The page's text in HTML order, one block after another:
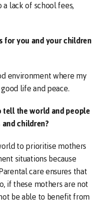
lack of school fees,
for you and your children
environment where my
life and peace.
tell the world and people
children?
to prioritise mothers
situations because
care ensures that
if these mothers are not
be able to benefit from